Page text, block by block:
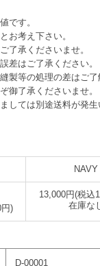
です。
お考え下さい。
了承くださいませ。
差はご了承ください。
製等の処理の差はご了
御了承くださいませ。
しては別途送料が発生
NAVY
)
13,000円(税込
在庫な
D-00001